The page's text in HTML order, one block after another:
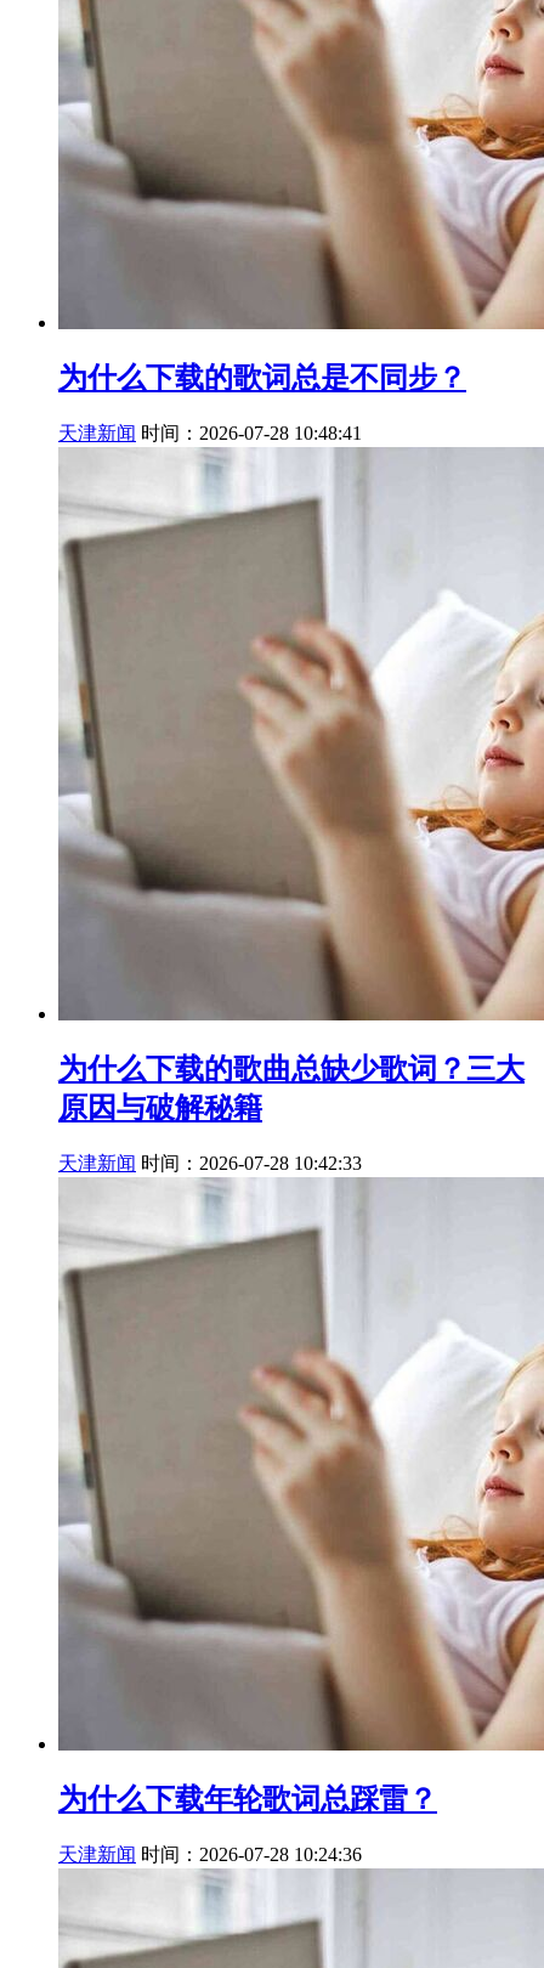
为什么下载的歌词总是不同步？
天津新闻 时间：2026-07-28 10:48:41
为什么下载的歌曲总缺少歌词？三大
原因与破解秘籍
天津新闻 时间：2026-07-28 10:42:33
为什么下载年轮歌词总踩雷？
天津新闻 时间：2026-07-28 10:24:36